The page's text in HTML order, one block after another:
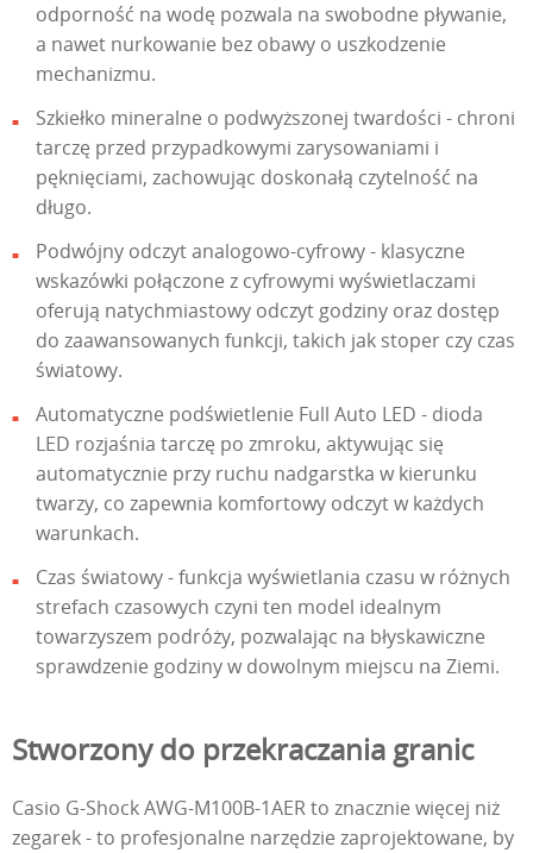
odporność na wodę pozwala na swobodne pływanie,
a nawet nurkowanie bez obawy o uszkodzenie
mechanizmu.
Szkiełko mineralne o podwyższonej twardości - chroni
tarczę przed przypadkowymi zarysowaniami i
pęknięciami, zachowując doskonałą czytelność na
długo.
Podwójny odczyt analogowo-cyfrowy - klasyczne
wskazówki połączone z cyfrowymi wyświetlaczami
oferują natychmiastowy odczyt godziny oraz dostęp
do zaawansowanych funkcji, takich jak stoper czy czas
światowy.
Automatyczne podświetlenie Full Auto LED - dioda
LED rozjaśnia tarczę po zmroku, aktywując się
automatycznie przy ruchu nadgarstka w kierunku
twarzy, co zapewnia komfortowy odczyt w każdych
warunkach.
Czas światowy - funkcja wyświetlania czasu w różnych
strefach czasowych czyni ten model idealnym
towarzyszem podróży, pozwalając na błyskawiczne
sprawdzenie godziny w dowolnym miejscu na Ziemi.
Stworzony do przekraczania granic
Casio G-Shock AWG-M100B-1AER to znacznie więcej niż
zegarek - to profesjonalne narzędzie zaprojektowane, by